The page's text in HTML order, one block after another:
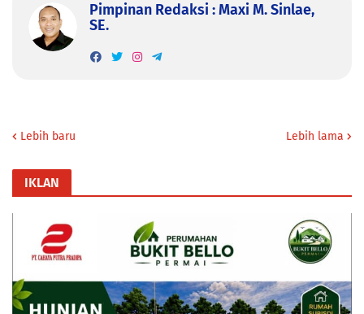
Pimpinan Redaksi : Maxi M. Sinlae,
SE.
Lebih baru Lebih lama
IKLAN